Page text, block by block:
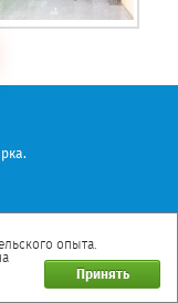
опыта.
Принять